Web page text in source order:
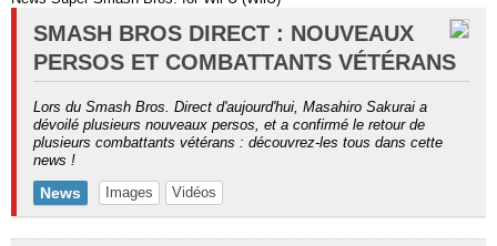
SMASH BROS DIRECT : NOUVEAUX
PERSOS ET COMBATTANTS VÉTÉRANS
Lors du Smash Bros. Direct d'aujourd'hui, Masahiro Sakurai a
dévoilé plusieurs nouveaux persos, et a confirmé le retour de
plusieurs combattants vétérans : découvrez-les tous dans cette
news !
News Images Vidéos